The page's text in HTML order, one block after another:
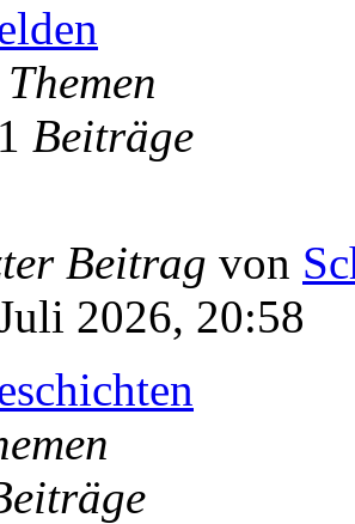
Themen
Beiträge
Beitrag von
2026, 20:58